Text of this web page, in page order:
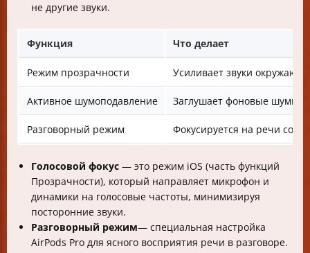
не другие звуки.
Функция Что делает
Режим прозрачности Усиливает звуки
Активное шумоподавление Заглушает фоновые шумы
Разговорный режим Фокусируется на речи
Голосовой фокус — это режим iOS (часть функций
Прозрачности), который направляет микрофон и
динамики на голосовые частоты, минимизируя
посторонние звуки.
Разговорный режим— специальная настройка
AirPods Pro для ясного восприятия речи в разговоре.